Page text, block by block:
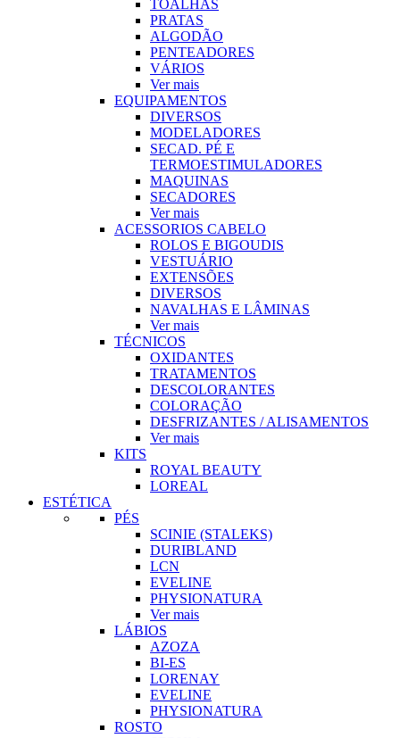
TOALHAS
PRATAS
ALGODÃO
PENTEADORES
VÁRIOS
Ver mais
EQUIPAMENTOS
DIVERSOS
MODELADORES
SECAD. PÉ E
TERMOESTIMULADORES
MAQUINAS
SECADORES
Ver mais
ACESSORIOS CABELO
ROLOS E BIGOUDIS
VESTUÁRIO
EXTENSÕES
DIVERSOS
NAVALHAS E LÂMINAS
Ver mais
TÉCNICOS
OXIDANTES
TRATAMENTOS
DESCOLORANTES
COLORAÇÃO
DESFRIZANTES / ALISAMENTOS
Ver mais
KITS
ROYAL BEAUTY
LOREAL
ESTÉTICA
PÉS
SCINIE (STALEKS)
DURIBLAND
LCN
EVELINE
PHYSIONATURA
Ver mais
LÁBIOS
AZOZA
BI-ES
LORENAY
EVELINE
PHYSIONATURA
ROSTO